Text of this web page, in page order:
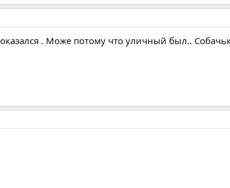
. Може потому что уличный был..